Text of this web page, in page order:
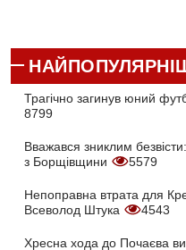
Трагічно загинув юний
8799
Вважався зниклим
з Борщівщини
5579
Непоправна втрата для
Всеволод Штука
4543
Хресна хода до Почаєва